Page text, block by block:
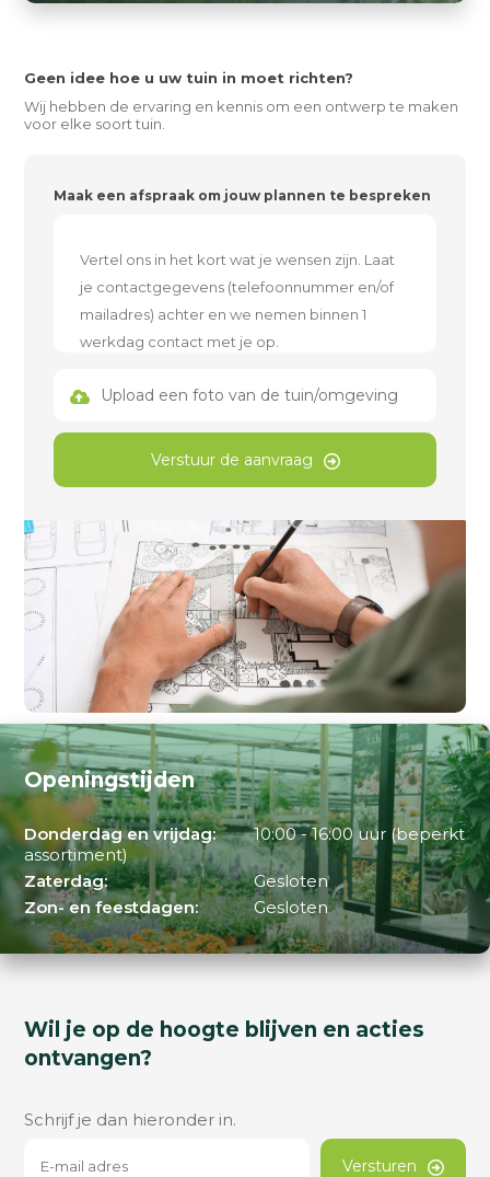
Geen idee hoe u uw tuin in moet richten?
Wij hebben de ervaring en kennis om een ontwerp te maken
voor elke soort tuin.
Maak een afspraak om jouw plannen te bespreken
Upload een foto van de tuin/omgeving
Verstuur de aanvraag
Openingstijden
Donderdag en vrijdag:
10:00 - 16:00 uur (beperkt
assortiment)
Zaterdag:
Gesloten
Zon- en feestdagen:
Gesloten
Wil je op de hoogte blijven en acties
ontvangen?
Schrijf je dan hieronder in.
Versturen